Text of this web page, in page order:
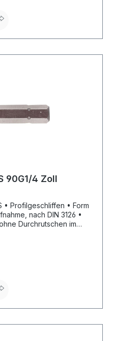
90G1/4 Zoll
nach DIN 3126 •
Durchrutschen im